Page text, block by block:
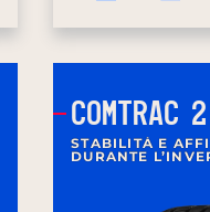
COMTRAC
STABILITÀ E
DURANTE